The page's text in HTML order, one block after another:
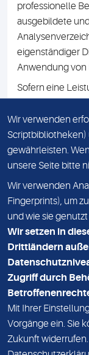
professionelle
ausgebildete
eigenständiger
Anwendung von
Sofern eine
Namen des
Vereinbarung
DATENSCHUTZ
KONTAKT
NEWSLETTER
ADRESSE
MVZ
Essener Straße
22419 Hamburg
Wir verwenden
Scriptbibliotheken)
gewährleisten.
unsere Seite bitte
Wir verwenden
Fingerprints), um
und wie sie
Wir setzen in
Drittländern
Zugriff durch
Mit Ihrer
Vorgänge ein. Sie
Zukunft